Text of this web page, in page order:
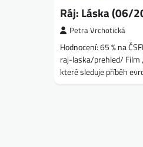
Ráj: Láska (06/
Petra Vrchotická
Hodnocení: 65 % na
raj-laska/prehled/ Film
které sleduje příběh